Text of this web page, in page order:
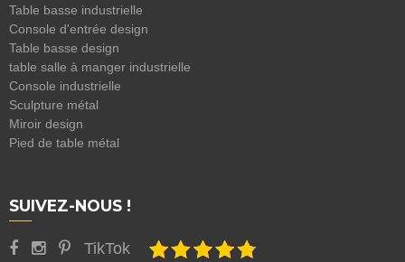
Table basse industrielle
Console d'entrée design
Table basse design
table salle à manger industrielle
Console industrielle
Sculpture métal
Miroir design
Pied de table métal
SUIVEZ-NOUS !
TikTok